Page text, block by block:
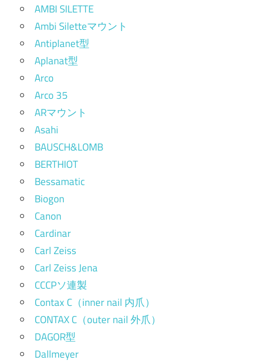
AMBI SILETTE
Ambi Siletteマウント
Antiplanet型
Aplanat型
Arco
Arco 35
ARマウント
Asahi
BAUSCH&LOMB
BERTHIOT
Bessamatic
Biogon
Canon
Cardinar
Carl Zeiss
Carl Zeiss Jena
CCCPソ連製
Contax C（inner nail 内爪）
CONTAX C（outer nail 外爪）
DAGOR型
Dallmeyer